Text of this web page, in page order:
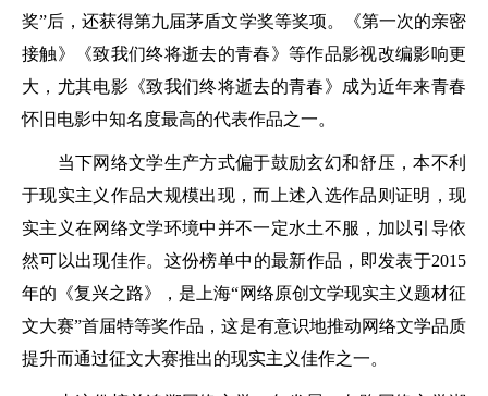
奖”后，还获得第九届茅盾文学奖等奖项。《第一次的亲密
接触》《致我们终将逝去的青春》等作品影视改编影响更
大，尤其电影《致我们终将逝去的青春》成为近年来青春
怀旧电影中知名度最高的代表作品之一。
当下网络文学生产方式偏于鼓励玄幻和舒压，本不利
于现实主义作品大规模出现，而上述入选作品则证明，现
实主义在网络文学环境中并不一定水土不服，加以引导依
然可以出现佳作。这份榜单中的最新作品，即发表于2015
年的《复兴之路》，是上海“网络原创文学现实主义题材征
文大赛”首届特等奖作品，这是有意识地推动网络文学品质
提升而通过征文大赛推出的现实主义佳作之一。